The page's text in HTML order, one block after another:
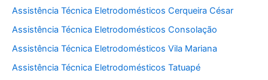
Assistência Técnica Eletrodomésticos Cerqueira César
Assistência Técnica Eletrodomésticos Consolação
Assistência Técnica Eletrodomésticos Vila Mariana
Assistência Técnica Eletrodomésticos Tatuapé